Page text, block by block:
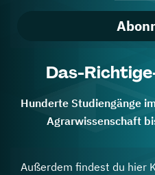
Das-
Hunderte Studiengänge
Agrarwissenschaft
Außerdem findest du hier